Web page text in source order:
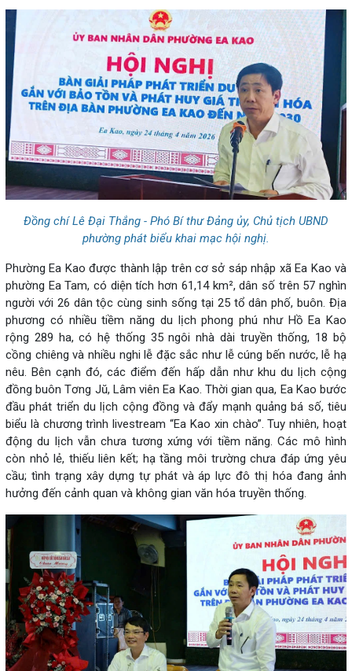
Đồng chí Lê Đại Thắng - Phó Bí thư Đảng ủy, Chủ tịch UBND
phường phát biểu khai mạc hội nghị.
Phường Ea Kao được thành lập trên cơ sở sáp nhập xã Ea Kao và
phường Ea Tam, có diện tích hơn 61,14 km², dân số trên 57 nghìn
người với 26 dân tộc cùng sinh sống tại 25 tổ dân phố, buôn. Địa
phương có nhiều tiềm năng du lịch phong phú như Hồ Ea Kao
rộng 289 ha, có hệ thống 35 ngôi nhà dài truyền thống, 18 bộ
cồng chiêng và nhiều nghi lễ đặc sắc như lễ cúng bến nước, lễ hạ
nêu. Bên cạnh đó, các điểm đến hấp dẫn như khu du lịch cộng
đồng buôn Tơng Jŭ, Lâm viên Ea Kao. Thời gian qua, Ea Kao bước
đầu phát triển du lịch cộng đồng và đẩy mạnh quảng bá số, tiêu
biểu là chương trình livestream “Ea Kao xin chào”. Tuy nhiên, hoạt
động du lịch vẫn chưa tương xứng với tiềm năng. Các mô hình
còn nhỏ lẻ, thiếu liên kết; hạ tầng môi trường chưa đáp ứng yêu
cầu; tình trạng xây dựng tự phát và áp lực đô thị hóa đang ảnh
hưởng đến cảnh quan và không gian văn hóa truyền thống.